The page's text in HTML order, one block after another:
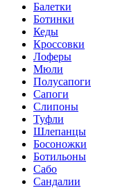
Балетки
Ботинки
Кеды
Кроссовки
Лоферы
Мюли
Полусапоги
Сапоги
Слипоны
Туфли
Шлепанцы
Босоножки
Ботильоны
Сабо
Сандалии